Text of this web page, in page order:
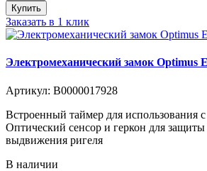
Купить
Заказать в 1 клик
Электромеханический замок Optimus
Артикул: В0000017928
Встроенный таймер для использования
Оптический сенсор и геркон для
выдвижения ригел­­я
В наличии